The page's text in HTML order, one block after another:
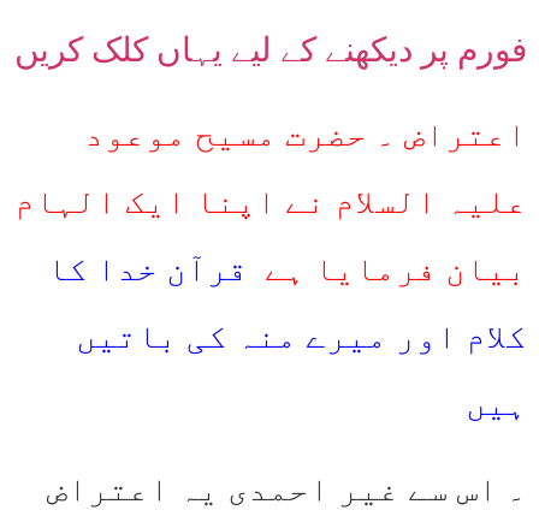
فورم پر دیکھنے کے لیے یہاں کلک کریں
اعتراض ۔ حضرت مسیح موعود
علیہ السلام نے اپنا ایک الہام
بیان فرمایا ہے
قرآن خدا کا
کلام اور میرے منہ کی باتیں
ہیں
۔ اس سے غیر احمدی یہ اعتراض